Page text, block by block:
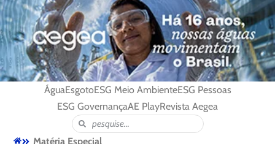
ÁguaEsgotoESG Meio AmbienteESG Pessoas
ESG GovernançaAE PlayRevista Aegea
Matéria Especial